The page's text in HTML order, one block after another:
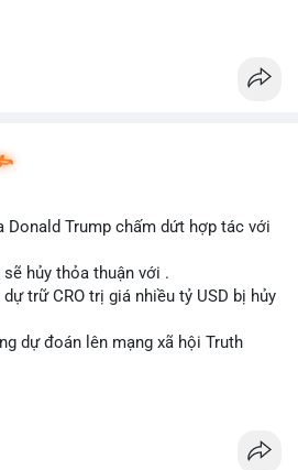
đương gần 786 nghìn USD được di
chuẩn bị thanh khoản để bán ra,
các ví nóng nhằm tối ưu phí giao
thanh khoản thị trường trước khi có
nhỏ lẻ: Theo dõi xác nhận giao dịch
nguồn. Khối lượng này chưa đủ tạo
xuất hiện thêm 2-3 giao dịch
năng cao là sóng điều chỉnh
Donald Trump chấm dứt hợp tác với
hủy thỏa thuận với .
trữ CRO trị giá nhiều tỷ USD bị hủy
dự đoán lên mạng xã hội Truth